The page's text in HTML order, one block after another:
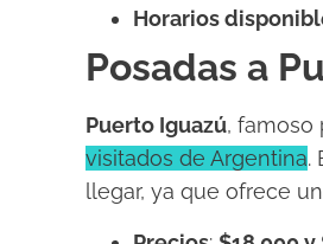
Horarios
Posadas a
Puerto Iguazú, famoso
visitados de Argentina.
llegar, ya que ofrece